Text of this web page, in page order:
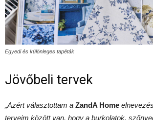
Egyedi és különleges tapéták
Jövőbeli tervek
„Azért választottam a ZandA Home
terveim között van, hogy a burkolatok,